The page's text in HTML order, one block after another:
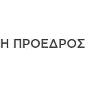
Η ΠΡΟΕΔΡΟΣ